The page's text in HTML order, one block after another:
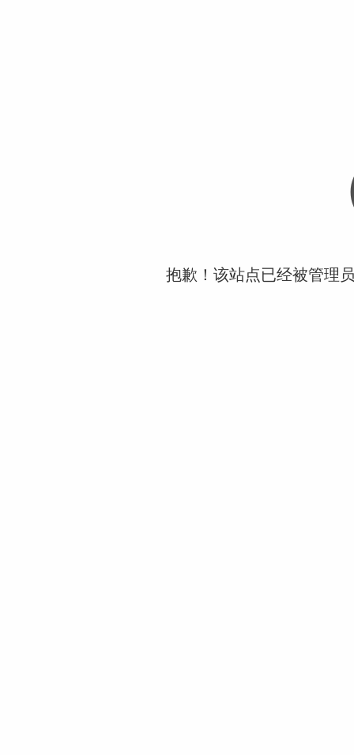
抱歉！该站点已经被管理